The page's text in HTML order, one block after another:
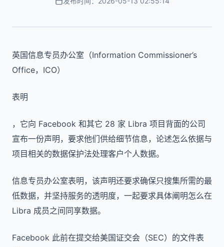
英国信息专员办公室（Information Commissioner’s
Office，ICO）
表明
，它向 Facebook 和其它 28 家 Libra 项目背面的公司
宣布一份声明，要求他们供给细节信息，论述怎么依据与
项目相关的数据保护法处理客户个人数据。
信息专员办公室表明，该声明还要求确保只搜集所需的最
低数据，并坚持服务的透明度，一起要求具体阐明怎么在
Libra 成员之间同享数据。
Facebook 此前在提交给美国证交会（SEC）的文件表